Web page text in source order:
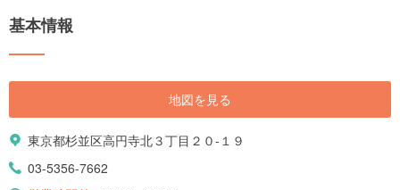
基本情報
地図を見る
東京都杉並区高円寺北３丁目２０-１９
03-5356-7662